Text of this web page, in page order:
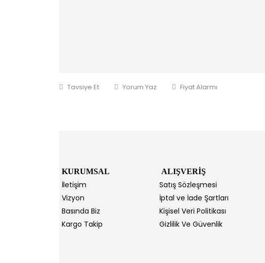
Tavsiye Et Yorum Yaz Fiyat Alarmı
KURUMSAL ALIŞVERİŞ
İletişim
Satış Sözleşmesi
Vizyon
İptal ve İade Şartları
Basında Biz
Kişisel Veri Politikası
Kargo Takip
Gizlilik Ve Güvenlik